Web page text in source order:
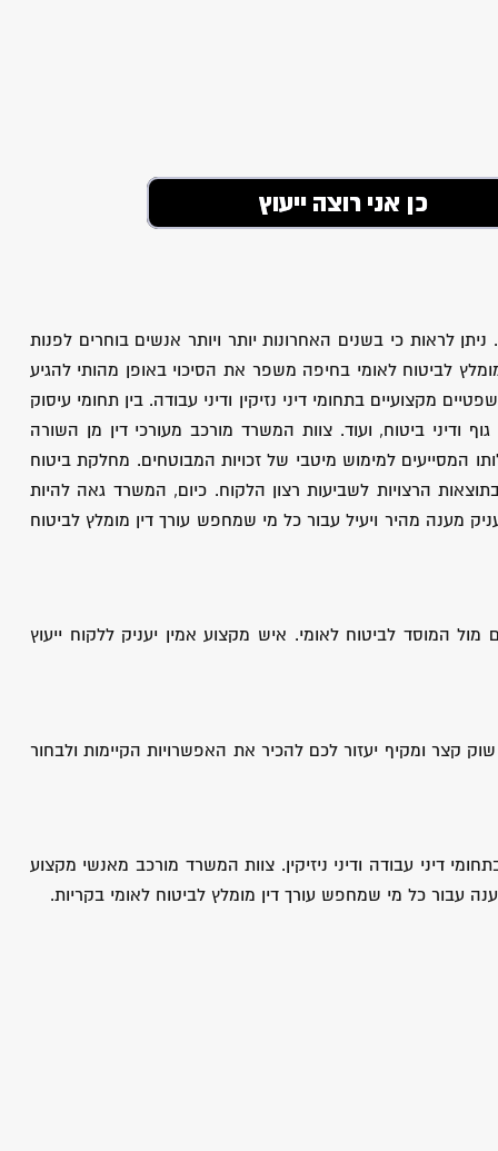
לראות כי בשנים האחרונות יותר ויותר אנשים בוחרים לפנות
לביטוח לאומי בחיפה משפר את הסיכוי באופן מהותי להגיע
מקצועיים בתחומי דיני נזיקין ודיני עבודה. בין תחומי עיסוק
ודיני ביטוח, ועוד. צוות המשרד מורכב מעורכי דין מן השורה
המסייעים למימוש מיטבי של זכויות המבוטחים. מחלקת ביטוח
הרצויות לשביעות רצון הלקוח. כיום, המשרד גאה להיות
מענה מהיר ויעיל עבור כל מי שמחפש עורך דין מומלץ לביטוח
המוסד לביטוח לאומי. איש מקצוע אמין יעניק ללקוח ייעוץ
קצר ומקיף יעזור לכם להכיר את האפשרויות הקיימות ולבחור
דיני עבודה ודיני ניזיקין. צוות המשרד מורכב מאנשי מקצוע
עבור כל מי שמחפש עורך דין מומלץ לביטוח לאומי בקריות.